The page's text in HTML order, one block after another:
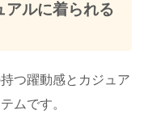
アルに着られる
つ躍動感とカジュア
ムです。